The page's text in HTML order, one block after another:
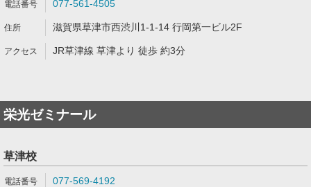
077-561-4505
滋賀県草津市西渋川1-1-14 行岡第一ビル2F
JR草津線 草津より 徒歩 約3分
栄光ゼミナール
草津校
077-569-4192